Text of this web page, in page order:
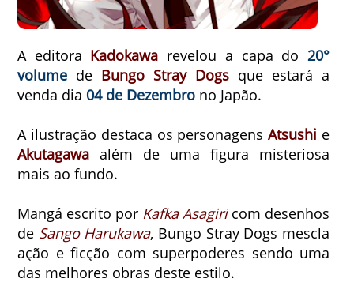
A editora Kadokawa revelou a capa do20°
volume de Bungo Stray Dogs que estará a
venda dia 04 de Dezembro no Japão.
A ilustração destaca os personagensAtsushi e
Akutagawa além de uma figura misteriosa
mais ao fundo.
Mangá escrito por Kafka Asagiricom desenhos
de Sango Harukawa, Bungo Stray Dogs mescla
ação e ficção com superpoderes sendo uma
das melhores obras deste estilo.